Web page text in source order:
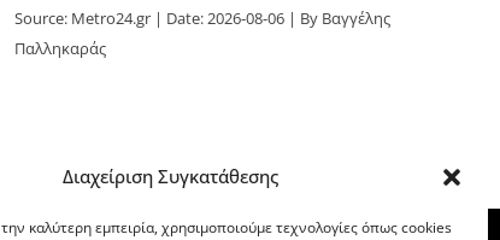
Διαχείριση Συγκατάθεσης
καλύτερη εμπειρία, χρησιμοποιούμε τεχνολογίες όπως cookies
Source: Metro24.gr Date: 2026-08-06
By Βαγγέλης
Παλληκαράς